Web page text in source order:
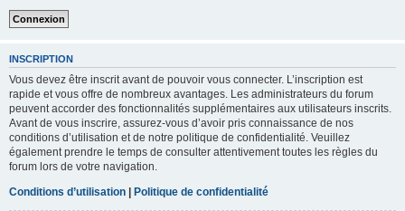
INSCRIPTION
Vous devez être inscrit avant de pouvoir vous connecter. L’inscription est
rapide et vous offre de nombreux avantages. Les administrateurs du forum
peuvent accorder des fonctionnalités supplémentaires aux utilisateurs inscrits.
Avant de vous inscrire, assurez-vous d’avoir pris connaissance de nos
conditions d’utilisation et de notre politique de confidentialité. Veuillez
également prendre le temps de consulter attentivement toutes les règles du
forum lors de votre navigation.
Conditions d’utilisation
Politique de confidentialité